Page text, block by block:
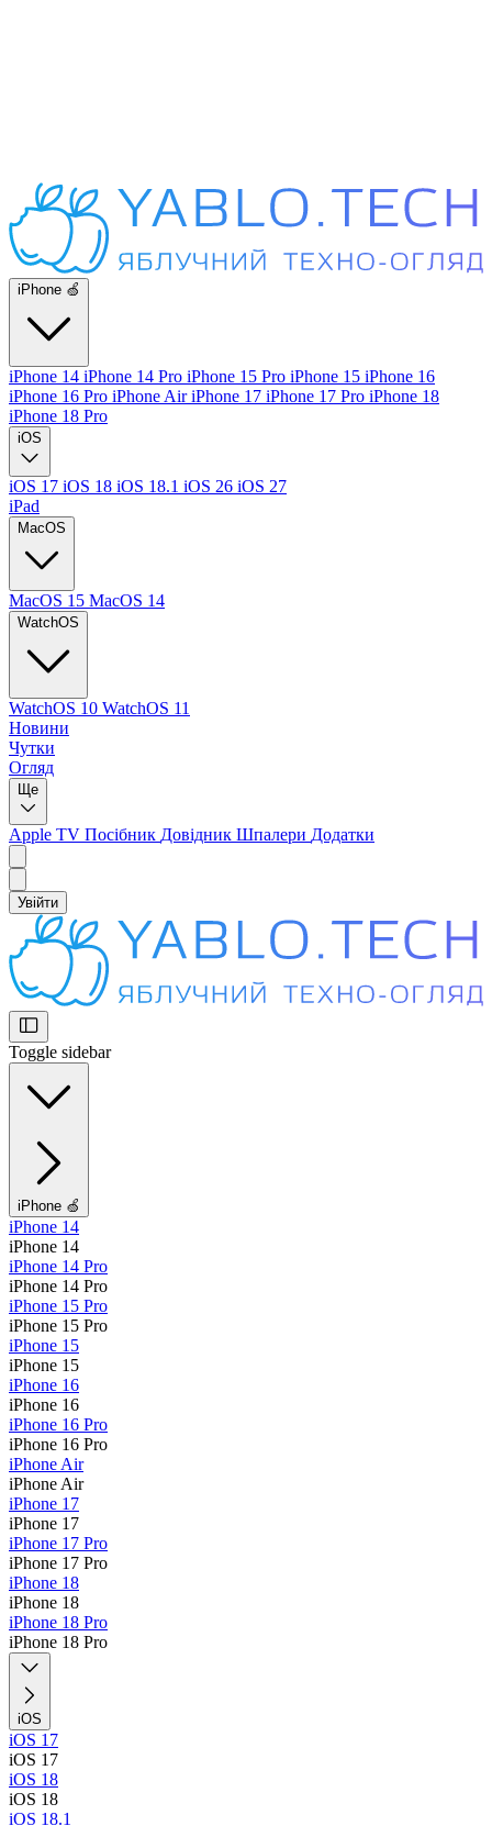
iPhone 🍏
iPhone 14 iPhone 14 Pro iPhone 15 Pro iPhone 15 iPhone 16
iPhone 16 Pro iPhone AiriPhone 17 iPhone 17 Pro iPhone 18
iPhone 18 Pro
iOS
iOS 17 iOS 18 iOS 18.1 iOS 26 iOS 27
iPad
MacOS
MacOS 15 MacOS 14
WatchOS
WatchOS 10 WatchOS 11
Новини
Чутки
Огляд
Ще
Apple TV Посібник Довідник Шпалери Додатки
Увійти
Toggle sidebar
iPhone 🍏
iPhone 14
iPhone 14
iPhone 14 Pro
iPhone 14 Pro
iPhone 15 Pro
iPhone 15 Pro
iPhone 15
iPhone 15
iPhone 16
iPhone 16
iPhone 16 Pro
iPhone 16 Pro
iPhone Air
iPhone Air
iPhone 17
iPhone 17
iPhone 17 Pro
iPhone 17 Pro
iPhone 18
iPhone 18
iPhone 18 Pro
iPhone 18 Pro
iOS
iOS 17
iOS 17
iOS 18
iOS 18
iOS 18.1